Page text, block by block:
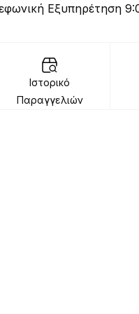
Εξυπηρέτηση
Ιστορικό
Παραγγελιών